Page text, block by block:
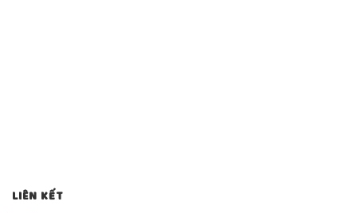
LIÊN KẾT